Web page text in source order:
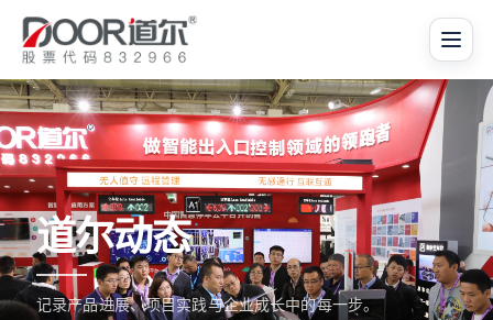
道尔动态
记录产品进展、项目实践与企业成长中的每一步。